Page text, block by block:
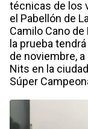
técnicas de los
el Pabellón de
Camilo Cano
la prueba
de noviembre,
Nits en la
Súper